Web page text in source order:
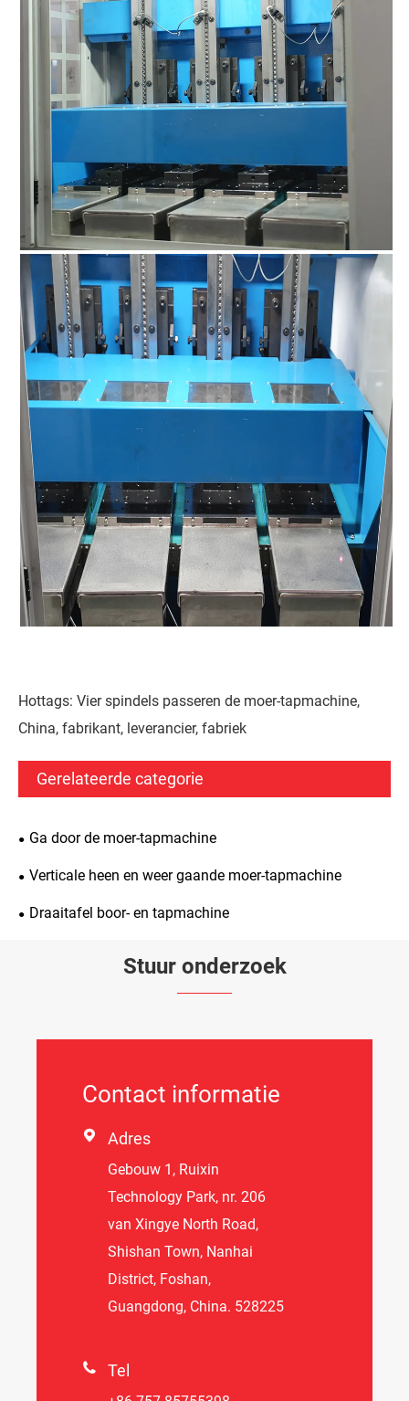
Hottags: Vier spindels passeren de moer-tapmachine,
China, fabrikant, leverancier, fabriek
Gerelateerde categorie
Ga door de moer-tapmachine
Verticale heen en weer gaande moer-tapmachine
Draaitafel boor- en tapmachine
Stuur onderzoek
Contact informatie
 Adres
Gebouw 1, Ruixin
Technology Park, nr. 206
van Xingye North Road,
Shishan Town, Nanhai
District, Foshan,
Guangdong, China. 528225
 Tel